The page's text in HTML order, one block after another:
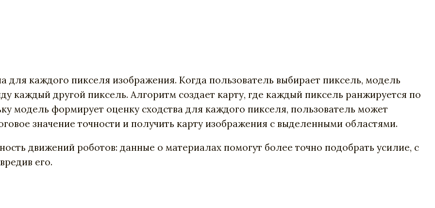
для каждого пикселя изображения. Когда пользователь выбирает пиксель, модель
каждый другой пиксель. Алгоритм создает карту, где каждый пиксель ранжируется по
модель формирует оценку сходства для каждого пикселя, пользователь может
значение точности и получить карту изображения с выделенными областями.
движений роботов: данные о материалах помогут более точно подобрать усилие, с
его.